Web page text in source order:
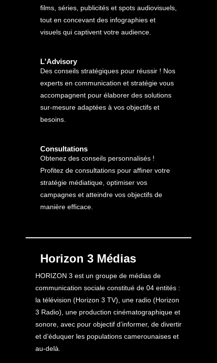
films, séries, publicités et spots audiovisuels,
tout en concevant des infographies et
visuels qui captivent votre audience.
L'Advisory
Des conseils stratégiques pour réussir ! Nos
experts en communication et stratégie vous
accompagnent pour élaborer des solutions
sur-mesure adaptées à vos objectifs et
besoins.
Consultations
Obtenez des conseils personnalisés !
Profitez de consultations pour affiner votre
stratégie médiatique, optimiser vos
campagnes et atteindre vos objectifs de
manière efficace.
Horizon 3 Médias
HORIZON 3 est un groupe de médias de
communication sociale constitué de 04 entités :
la télévision (Horizon 3 TV), une radio (Horizon
3 Radio), une production cinématographique et
sonore, avec pour objectif d’informer, de divertir
et d’éduquer les populations camerounaises et
au-delà.